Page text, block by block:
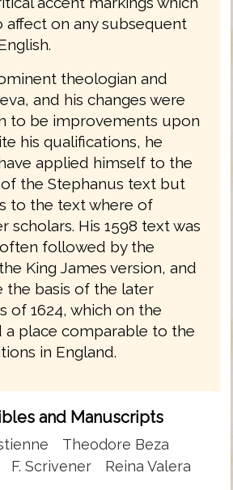
affect on any subsequent
theologian and
and his changes were
to be improvements upon
his qualifications, he
applied himself to the
the Stephanus text but
to the text where of
scholars. His 1598 text was
followed by the
King James version, and
the basis of the later
of 1624, which on the
a place comparable to the
in England.
and Manuscripts
Theodore Beza
F. Scrivener Reina Valera